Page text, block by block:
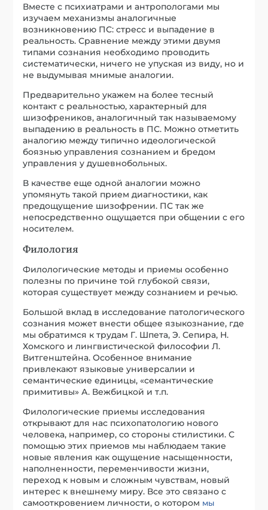
Вместе с психиатрами и антропологами мы
изучаем механизмы аналогичные
возникновению ПС: стресс и выпадение в
реальность. Сравнение между этими двумя
типами сознания необходимо проводить
систематически, ничего не упуская из виду, но и
не выдумывая мнимые аналогии.
Предварительно укажем на более тесный
контакт с реальностью, характерный для
шизофреников, аналогичный так называемому
выпадению в реальность в ПС. Можно отметить
аналогию между типично идеологической
боязнью управления сознанием и бредом
управления у душевнобольных.
В качестве еще одной аналогии можно
упомянуть такой прием диагностики, как
предощущение шизофрении. ПС так же
непосредственно ощущается при общении с его
носителем.
Филология
Филологические методы и приемы особенно
полезны по причине той глубокой связи,
которая существует между сознанием и речью.
Большой вклад в исследование патологического
сознания может внести общее языкознание, где
мы обратимся к трудам Г. Шпета, Э. Сепира, Н.
Хомского и лингвистической философии Л.
Витгенштейна. Особенное внимание
привлекают языковые универсалии и
семантические единицы, «семантические
примитивы» А. Вежбицкой и т.п.
Филологические приемы исследования
открывают для нас психопатологию нового
человека, например, со стороны стилистики. С
помощью этих приемов мы наблюдаем такие
новые явления как ощущение насыщенности,
наполненности, переменчивости жизни,
переход к новым и сложным чувствам, новый
интерес к внешнему миру. Все это связано с
самооткровением личности, о котором мы